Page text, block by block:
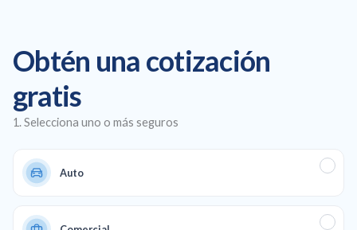
garantizar una protección total en todos los aspectos de su
vida y su negocio.
Obtén una cotización
gratis
1. Selecciona uno o más seguros
Auto